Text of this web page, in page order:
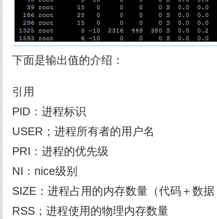
下面是输出值的介绍：
引用
PID：进程标识
USER；进程所有者的用户名
PRI：进程的优先级
NI：nice级别
SIZE：进程占用的内存数量（代码＋数
RSS；进程使用的物理内存数量